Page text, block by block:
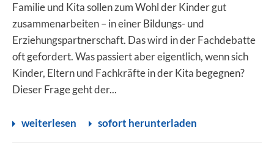
Familie und Kita sollen zum Wohl der Kinder gut
zusammenarbeiten – in einer Bildungs- und
Erziehungspartnerschaft. Das wird in der Fachdebatte
oft gefordert. Was passiert aber eigentlich, wenn sich
Kinder, Eltern und Fachkräfte in der Kita begegnen?
Dieser Frage geht der...
weiterlesen sofort herunterladen